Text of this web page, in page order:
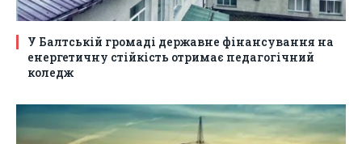
У Балтській громаді державне фінансування на
енергетичну стійкість отримає педагогічний
коледж